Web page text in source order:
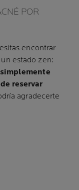
POR
encontrar
estado zen:
reservar
agradecerte